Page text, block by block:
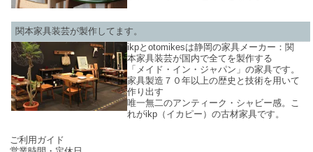
関本家具装芸が製作してます。
ikpとotomikesは静岡の家具メーカー：関
本家具装芸が国内で全てを製作する
「メイド・イン・ジャパン」の家具です。
家具製造７０年以上の歴史と技術を用いて
作り出す
唯一無二のアンティーク・シャビー感。こ
れがikp（イカピー）の古材家具です。
ご利用ガイド